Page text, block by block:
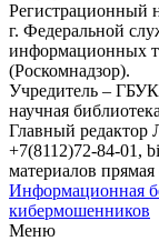
Регистрационный
г. Федеральной
информационных
(Роскомнадзор).
Учредитель – ГБУК
научная
Главный редактор
+7(8112)72-84-01,
материалов прямая
Информационная
кибермошенников
Меню